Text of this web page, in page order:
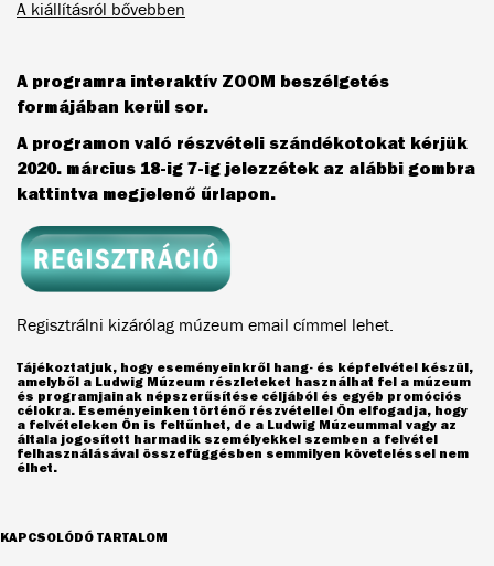
A kiállításról bővebben
A programra interaktív ZOOM beszélgetés
formájában kerül sor.
A programon való részvételi szándékotokat kérjük
2020. március 18-ig 7-ig jelezzétek az alábbi gombra
kattintva megjelenő űrlapon.
Regisztrálni kizárólag múzeum email címmel lehet.
Tájékoztatjuk, hogy eseményeinkről hang- és képfelvétel készül,
amelyből a Ludwig Múzeum részleteket használhat fel a múzeum
és programjainak népszerűsítése céljából és egyéb promóciós
célokra. Eseményeinken történő részvétellel Ön elfogadja, hogy
a felvételeken Ön is feltűnhet, de a Ludwig Múzeummal vagy az
általa jogosított harmadik személyekkel szemben a felvétel
felhasználásával összefüggésben semmilyen követeléssel nem
élhet.
KAPCSOLÓDÓ TARTALOM